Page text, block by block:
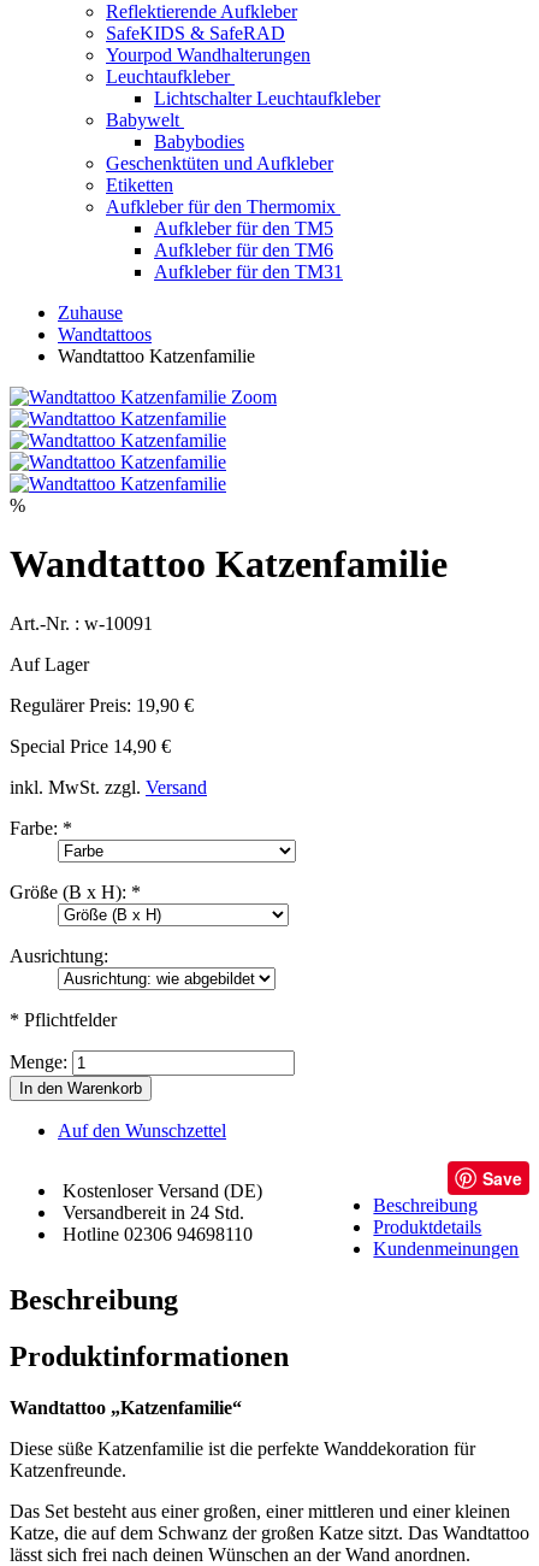
Reflektierende Aufkleber
SafeKIDS & SafeRAD
Yourpod Wandhalterungen
Leuchtaufkleber
Lichtschalter Leuchtaufkleber
Babywelt
Babybodies
Geschenktüten und Aufkleber
Etiketten
Aufkleber für den Thermomix
Aufkleber für den TM5
Aufkleber für den TM6
Aufkleber für den TM31
Zuhause
Wandtattoos
Wandtattoo Katzenfamilie
Zoom
%
Wandtattoo Katzenfamilie
Art.-Nr. : w-10091
Auf Lager
Regulärer Preis: 19,90 €
Special Price 14,90 €
inkl. MwSt. zzgl. Versand
Farbe: *
Größe (B x H): *
Ausrichtung:
* Pflichtfelder
Menge:
In den Warenkorb
Auf den Wunschzettel
Kostenloser Versand (DE)
Versandbereit in 24 Std.
Hotline 02306 94698110
Save
Beschreibung
Produktdetails
Kundenmeinungen
Beschreibung
Produktinformationen
Wandtattoo „Katzenfamilie“
Diese süße Katzenfamilie ist die perfekte Wanddekoration für
Katzenfreunde.
Das Set besteht aus einer großen, einer mittleren und einer kleinen
Katze, die auf dem Schwanz der großen Katze sitzt. Das Wandtattoo
lässt sich frei nach deinen Wünschen an der Wand anordnen.